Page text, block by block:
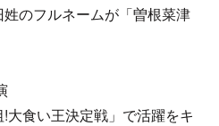
のフルネームが「曽根菜津
大食い王決定戦」で活躍をキ